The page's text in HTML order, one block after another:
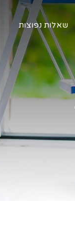
שאלות נפוצות